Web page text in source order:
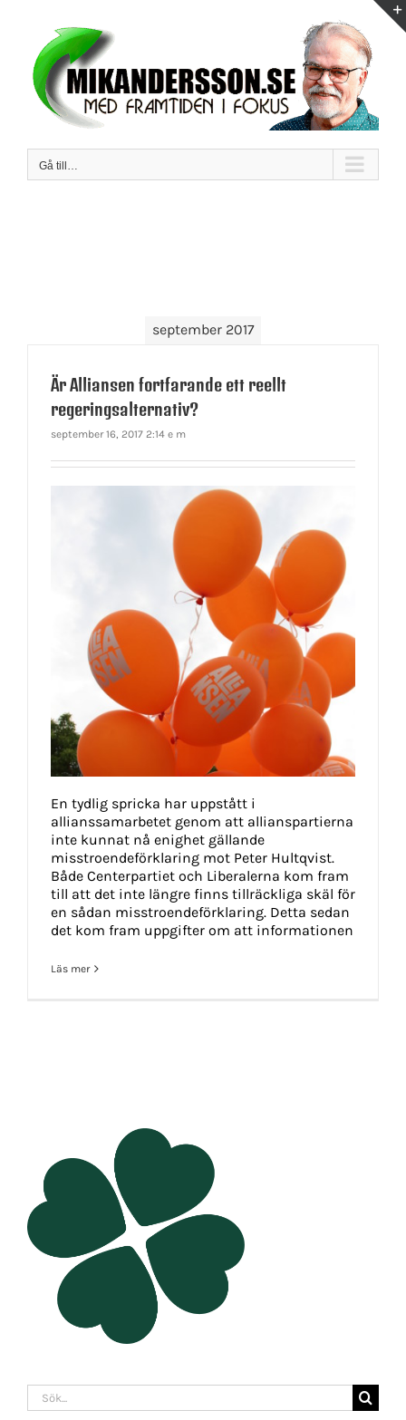
innehållet
Gå till…
september 2017
Är Alliansen fortfarande ett reellt
regeringsalternativ?
september 16, 2017 2:14 e m
En tydlig spricka har uppstått i
allianssamarbetet genom att allianspartierna
inte kunnat nå enighet gällande
misstroendeförklaring mot Peter Hultqvist.
Både Centerpartiet och Liberalerna kom fram
till att det inte längre finns tillräckliga skäl för
en sådan misstroendeförklaring. Detta sedan
det kom fram uppgifter om att informationen
Läs mer
Sök
efter: